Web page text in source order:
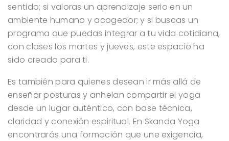
sentido; si valoras un aprendizaje serio en un
ambiente humano y acogedor; y si buscas un
programa que puedas integrar a tu vida cotidiana,
con clases los martes y jueves, este espacio ha
sido creado para ti.
Es también para quienes desean ir más allá de
enseñar posturas y anhelan compartir el yoga
desde un lugar auténtico, con base técnica,
claridad y conexión espiritual. En Skanda Yoga
encontrarás una formación que une exigencia,